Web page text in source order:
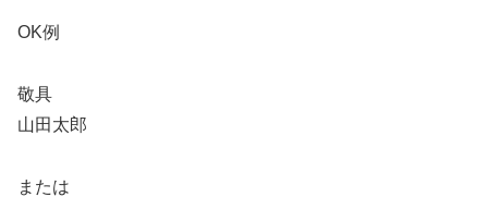
OK例
敬具
山田太郎
または